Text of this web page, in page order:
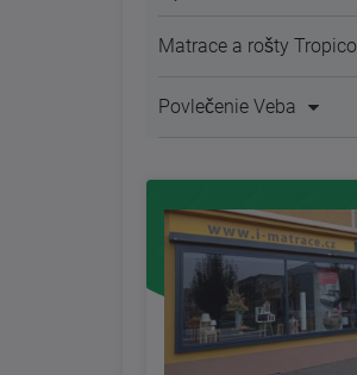
Matrace a rošty Tropico
Povlečenie Veba